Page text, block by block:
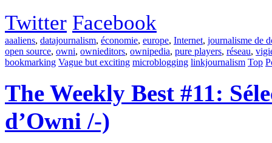
Twitter Facebook
aaaliens, datajournalism, économie, europe, Internet, journalisme de
open source, owni, ownieditors, ownipedia, pure players, réseau,
bookmarking Vague but exciting microblogging linkjournalism Top
The Weekly Best #11:
d’Owni /-)